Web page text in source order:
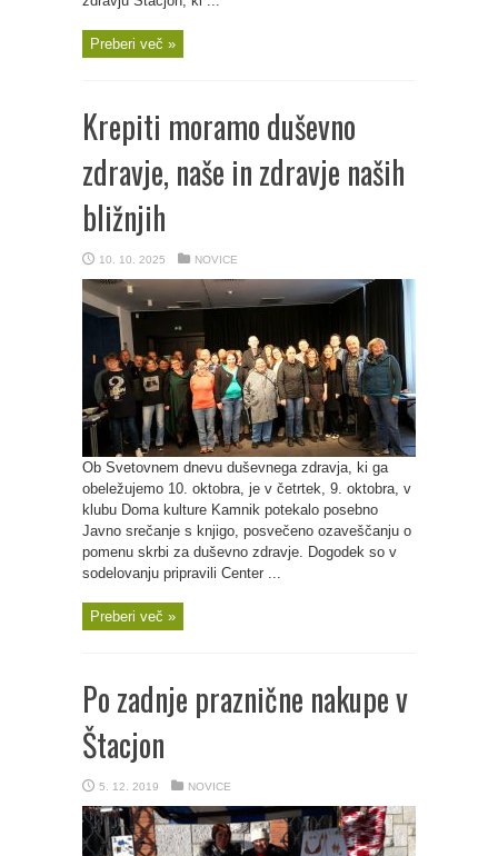
Preberi več »
Krepiti moramo duševno
zdravje, naše in zdravje naših
bližnjih
10. 10. 2025 NOVICE
Ob Svetovnem dnevu duševnega zdravja, ki ga
obeležujemo 10. oktobra, je v četrtek, 9. oktobra, v
klubu Doma kulture Kamnik potekalo posebno
Javno srečanje s knjigo, posvečeno ozaveščanju o
pomenu skrbi za duševno zdravje. Dogodek so v
sodelovanju pripravili Center ...
Preberi več »
Po zadnje praznične nakupe v
Štacjon
5. 12. 2019 NOVICE